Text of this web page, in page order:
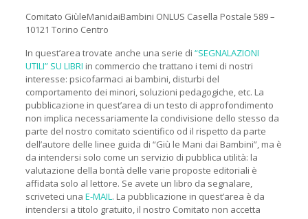
Comitato GiùleManidaiBambini ONLUS Casella Postale 589 –
10121 Torino Centro
In quest’area trovate anche una serie di “SEGNALAZIONI
UTILI” SU LIBRI in commercio che trattano i temi di nostri
interesse: psicofarmaci ai bambini, disturbi del
comportamento dei minori, soluzioni pedagogiche, etc. La
pubblicazione in quest’area di un testo di approfondimento
non implica necessariamente la condivisione dello stesso da
parte del nostro comitato scientifico od il rispetto da parte
dell’autore delle linee guida di “Giù le Mani dai Bambini”, ma è
da intendersi solo come un servizio di pubblica utilità: la
valutazione della bontà delle varie proposte editoriali è
affidata solo al lettore. Se avete un libro da segnalare,
scriveteci una E-MAIL. La pubblicazione in quest’area è da
intendersi a titolo gratuito, il nostro Comitato non accetta